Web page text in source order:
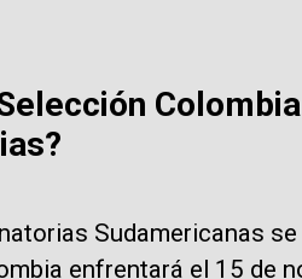
Sudamericanas
enfrentará el 15 de